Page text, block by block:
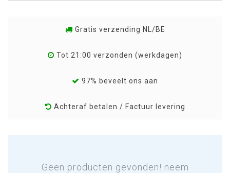
Gratis verzending NL/BE
Tot 21:00 verzonden (werkdagen)
97% beveelt ons aan
Achteraf betalen / Factuur levering
Geen producten gevonden! neem